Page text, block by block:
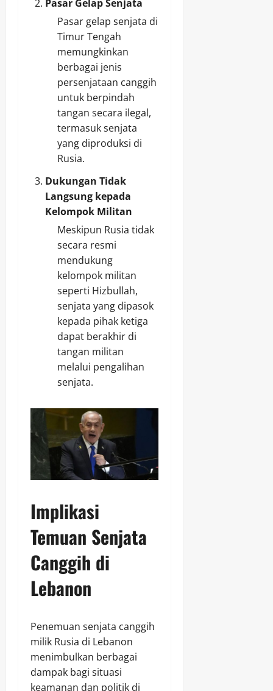
Pasar Gelap Senjata
Pasar gelap senjata di
Timur Tengah
memungkinkan
berbagai jenis
persenjataan canggih
untuk berpindah
tangan secara ilegal,
termasuk senjata
yang diproduksi di
Rusia.
Dukungan Tidak
Langsung kepada
Kelompok Militan
Meskipun Rusia tidak
secara resmi
mendukung
kelompok militan
seperti Hizbullah,
senjata yang dipasok
kepada pihak ketiga
dapat berakhir di
tangan militan
melalui pengalihan
senjata.
Implikasi
Temuan Senjata
Canggih di
Lebanon
Penemuan senjata canggih
milik Rusia di Lebanon
menimbulkan berbagai
dampak bagi situasi
keamanan dan politik di